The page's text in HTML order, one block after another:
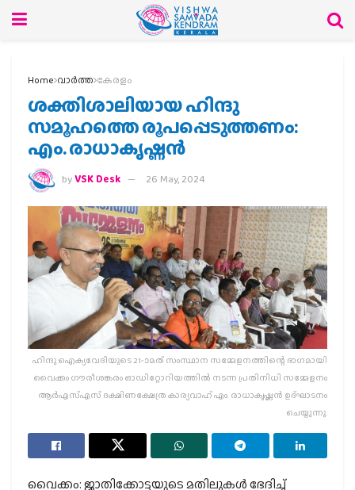
Home വാര്‍ത്ത കേരളം
ശക്തിശാലിയായ ഹിന്ദു
സമൂഹത്തെ രൂപപ്പെടുത്തണം:
എം. രാധാകൃഷ്ണന്‍
byVSK Desk 26 May, 2024
ഹിന്ദു ഐക്യവേദിയുടെ 21-ാമത് സംസ്ഥാന സമ്മേളനത്തിന്റെ ഭാഗമായി
വൈക്കം ഗൗരീശങ്കരം ഓഡിറ്റോറിയത്തില്‍ നടന്ന പ്രതിനിധി സമ്മേളനം
ആര്‍എസ്എസ് ദക്ഷിണക്ഷേത്ര കാര്യവാഹ് എം. രാധാകൃഷ്ണന്‍ ഉദ്ഘാടനം
ചെയ്യുന്നു.
വൈക്കം: ജാതിക്കോട്ടയുടെ മതിലുകള്‍ ഭേദിച്ച്